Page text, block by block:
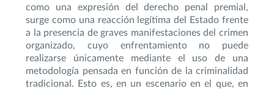
como una expresión del derecho penal premial,
surge como una reacción legítima del Estado frente
a la presencia de graves manifestaciones del crimen
organizado, cuyo enfrentamiento no puede
realizarse únicamente mediante el uso de una
metodología pensada en función de la criminalidad
tradicional. Esto es, en un escenario en el que, en